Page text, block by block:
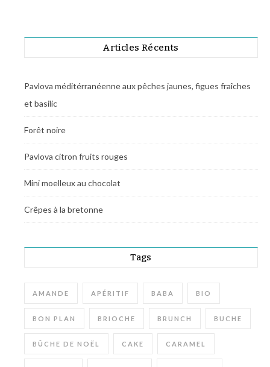
Articles Récents
Pavlova méditérranéenne aux pêches jaunes, figues fraîches
et basilic
Forêt noire
Pavlova citron fruits rouges
Mini moelleux au chocolat
Crêpes à la bretonne
Tags
AMANDE APÉRITIF BABA BIO
BON PLAN BRIOCHE BRUNCH BUCHE
BÛCHE DE NOËL CAKE CARAMEL